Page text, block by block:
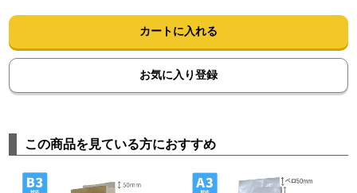
カートに入れる
お気に入り登録
この商品を見ている方におすすめ